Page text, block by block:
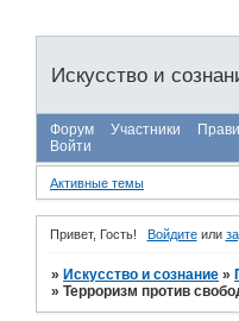
Искусство и
Форум Участники
Войти
Активные темы
Привет, Гость! Войдитеили
» Искусство и сознание »
»Терроризм против